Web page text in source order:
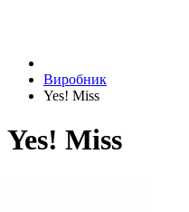
Виробник
Yes! Miss
Yes! Miss